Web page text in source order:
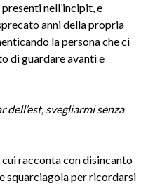
nell’incipit, e
anni della propria
la persona che ci
di guardare avanti e
svegliarmi senza
racconta con disincanto
squarciagola per ricordarsi